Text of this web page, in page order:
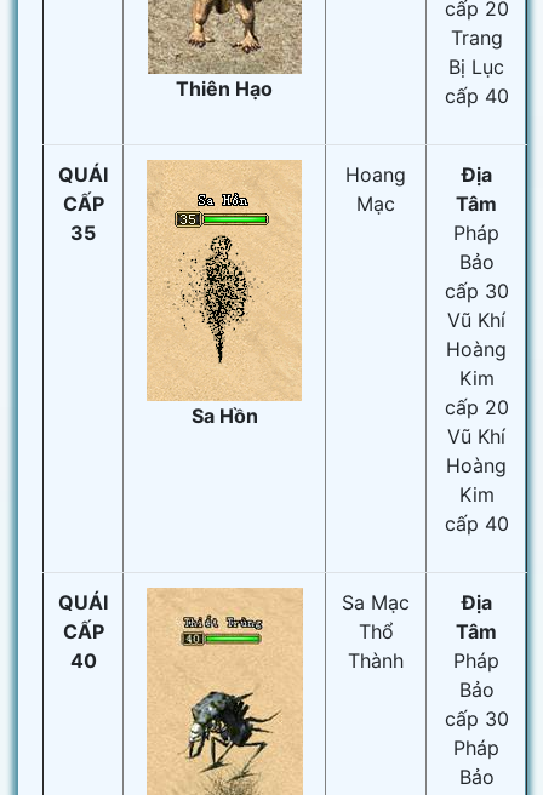
Thiên Hạo
cấp 20
Trang
Bị Lục
cấp 40
QUÁI
CẤP
35
Sa Hồn
Hoang
Mạc
Địa
Tâm
Pháp
Bảo
cấp 30
Vũ Khí
Hoàng
Kim
cấp 20
Vũ Khí
Hoàng
Kim
cấp 40
QUÁI
CẤP
40
Sa Mạc
Thổ
Thành
Địa
Tâm
Pháp
Bảo
cấp 30
Pháp
Bảo